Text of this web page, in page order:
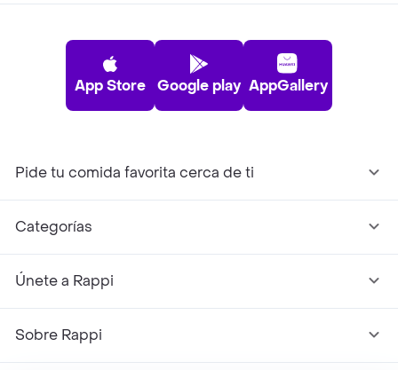
App Store Google play AppGallery
Pide tu comida favorita cerca de ti
Categorías
Únete a Rappi
Sobre Rappi